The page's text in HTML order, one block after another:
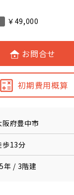
￥49,000
お問合せ
初期費用概算
阪府豊中市
歩13分
年 / 3階建